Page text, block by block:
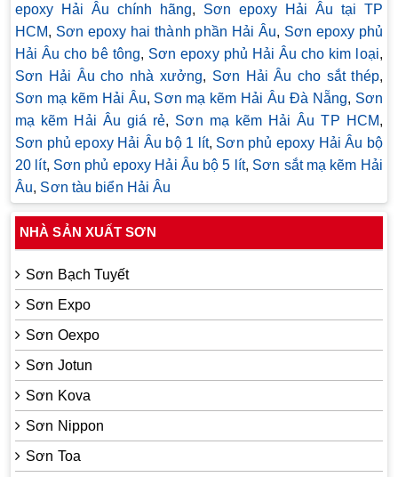
epoxy Hải Âu chính hãng, Sơn epoxy Hải Âu tại TP
HCM, Sơn epoxy hai thành phần Hải Âu, Sơn epoxy phủ
Hải Âu cho bê tông, Sơn epoxy phủ Hải Âu cho kim loại,
Sơn Hải Âu cho nhà xưởng, Sơn Hải Âu cho sắt thép,
Sơn mạ kẽm Hải Âu, Sơn mạ kẽm Hải Âu Đà Nẵng, Sơn
mạ kẽm Hải Âu giá rẻ, Sơn mạ kẽm Hải Âu TP HCM,
Sơn phủ epoxy Hải Âu bộ 1 lít, Sơn phủ epoxy Hải Âu bộ
20 lít, Sơn phủ epoxy Hải Âu bộ 5 lít, Sơn sắt mạ kẽm Hải
Âu, Sơn tàu biển Hải Âu
NHÀ SẢN XUẤT SƠN
Sơn Bạch Tuyết
Sơn Expo
Sơn Oexpo
Sơn Jotun
Sơn Kova
Sơn Nippon
Sơn Toa